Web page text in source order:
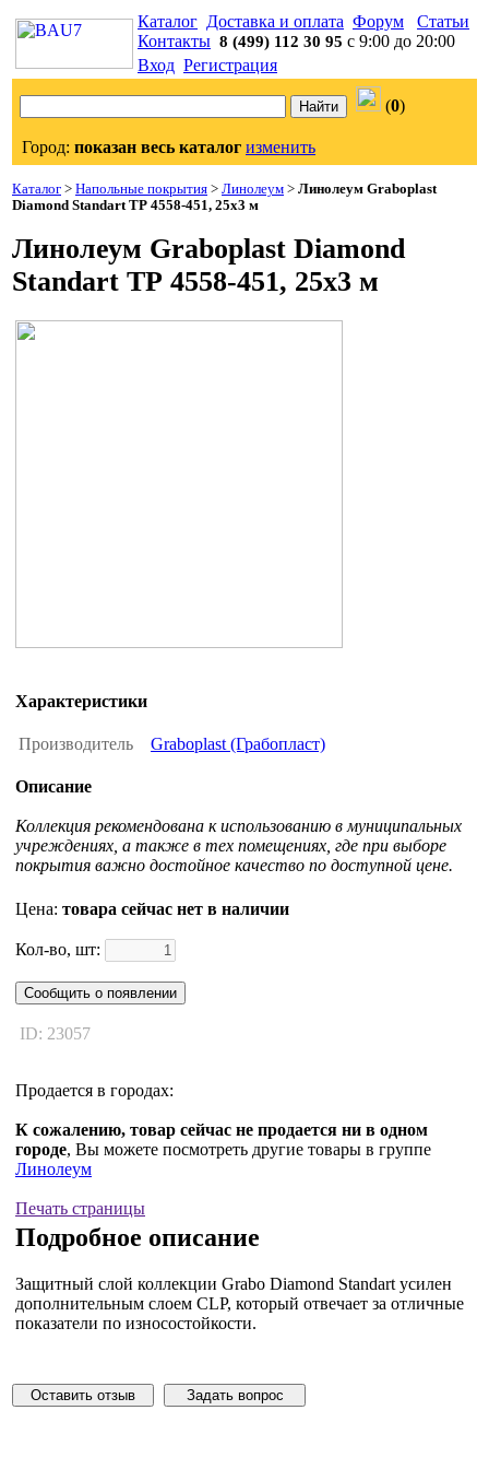
Каталог Доставка и оплата Форум
Статьи
Контакты 8 (499) 112 30 95 с 9:00 до 20:00
Вход Регистрация
(0)
Город: показан весь каталог изменить
Каталог > Напольные покрытия > Линолеум > Линолеум Graboplast
Diamond Standart ТР 4558-451, 25х3 м
Линолеум Graboplast Diamond
Standart ТР 4558-451, 25х3 м
Характеристики
Производитель Graboplast (Грабопласт)
Описание
Коллекция рекомендована к использованию в муниципальных
учреждениях, а также в тех помещениях, где при выборе
покрытия важно достойное качество по доступной цене.
Цена: товара сейчас нет в наличии
Кол-во, шт:
Сообщить о появлении
ID: 23057
Продается в городах:
К сожалению, товар сейчас не продается ни в одном
городе, Вы можете посмотреть другие товары в группе
Линолеум
Печать страницы
Подробное описание
Защитный слой коллекции Grabo Diamond Standart усилен
дополнительным слоем CLP, который отвечает за отличные
показатели по износостойкости.
Оставить отзыв Задать вопрос